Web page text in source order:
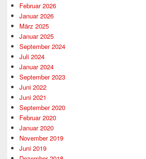
Februar 2026
Januar 2026
März 2025
Januar 2025
September 2024
Juli 2024
Januar 2024
September 2023
Juni 2022
Juni 2021
September 2020
Februar 2020
Januar 2020
November 2019
Juni 2019